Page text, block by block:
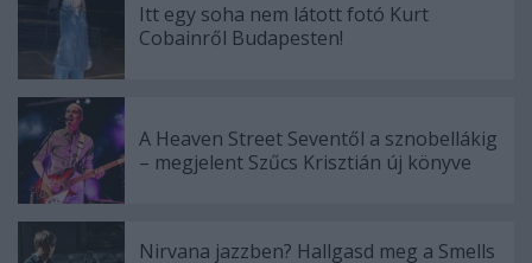
Itt egy soha nem látott fotó Kurt
Cobainről Budapesten!
A Heaven Street Seventől a sznobellákig
– megjelent Szűcs Krisztián új könyve
Nirvana jazzben? Hallgasd meg a Smells